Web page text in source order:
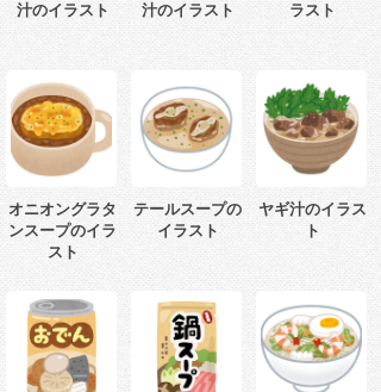
汁のイラスト
汁のイラスト
ラスト
オニオングラタ
ンスープのイラ
スト
テールスープの
イラスト
ヤギ汁のイラス
ト